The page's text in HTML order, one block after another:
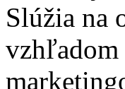
Slúžia na
vzhľadom